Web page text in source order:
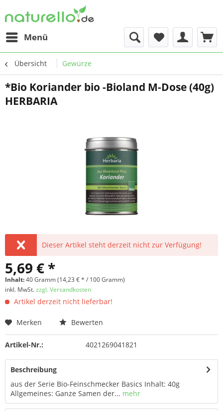
Menü
Übersicht Gewürze
*Bio Koriander bio -Bioland M-Dose (40g)
HERBARIA
Dieser Artikel steht derzeit nicht zur Verfügung!
5,69 € *
Inhalt:40 Gramm (14,23 € * / 100 Gramm)
inkl. MwSt.zzgl. Versandkosten
Artikel derzeit nicht lieferbar!
Merken Bewerten
Artikel-Nr.: 4021269041821
Beschreibung
aus der Serie Bio-Feinschmecker Basics Inhalt: 40g
Allgemeines: Ganze Samen der... mehr